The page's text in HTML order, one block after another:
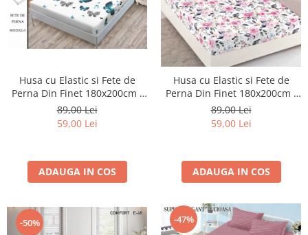
Husa cu Elastic si Fete de
Perna Din Finet 180x200cm -
Alba Cu Fluturasi
89,00 Lei
59,00 Lei
ADAUGA IN COS
Husa cu Elastic si Fete de
Perna Din Finet 180x200cm -
Many Flowers
89,00 Lei
59,00 Lei
ADAUGA IN COS
-50% -47%